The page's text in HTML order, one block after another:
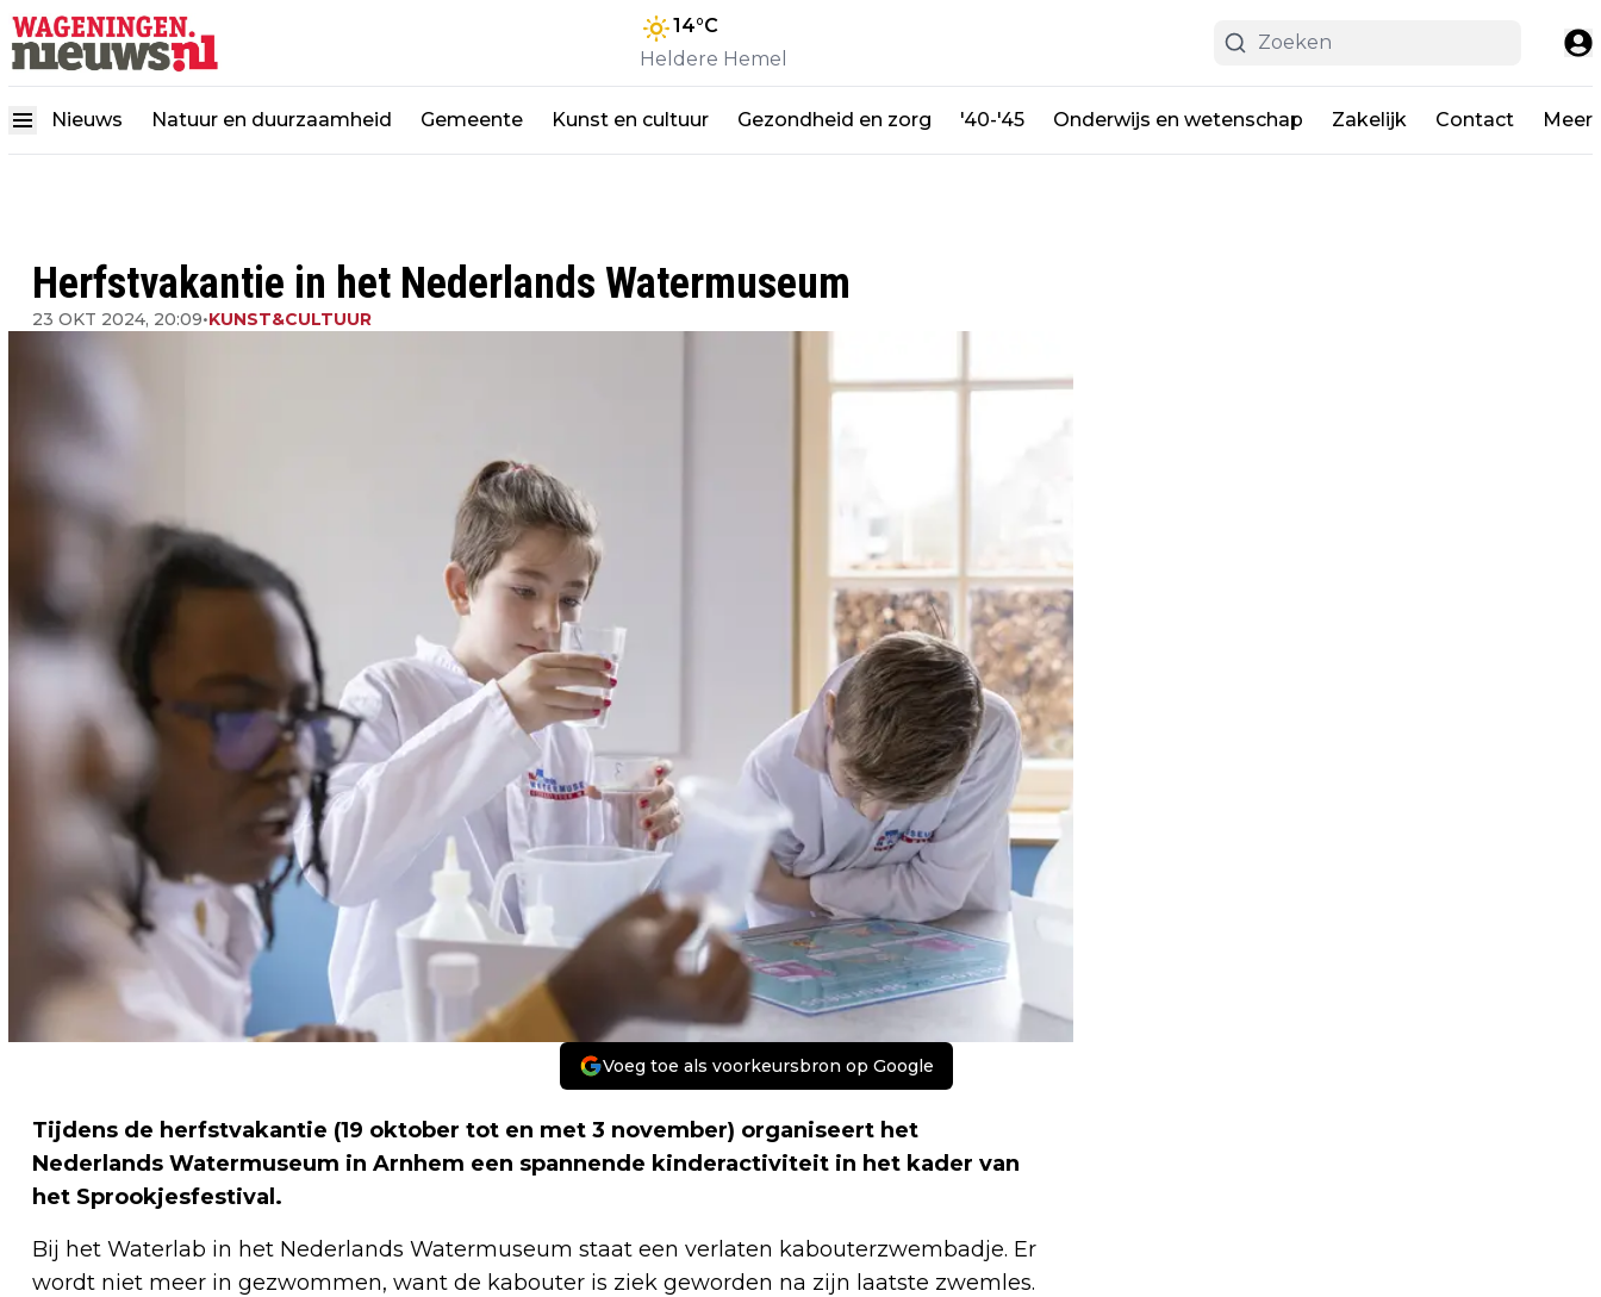
14°C
Heldere Hemel
Nieuws Natuur en duurzaamheid Gemeente Kunst en cultuur Gezondheid en zorg '40-'45 Onderwijs en wetenschap Zakelijk Contact Meer
Herfstvakantie in het Nederlands Watermuseum
23 OKT 2024, 20:09•KUNST&CULTUUR
Voeg toe als voorkeursbron op Google
Tijdens de herfstvakantie (19 oktober tot en met 3 november) organiseert het
Nederlands Watermuseum in Arnhem een spannende kinderactiviteit in het kader van
het Sprookjesfestival.
Bij het Waterlab in het Nederlands Watermuseum staat een verlaten kabouterzwembadje. Er
wordt niet meer in gezwommen, want de kabouter is ziek geworden na zijn laatste zwemles.